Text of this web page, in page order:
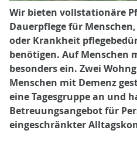
Wir bieten vollstationäre
Dauerpflege für
oder Krankheit
benötigen. Auf Menschen
besonders ein. Zwei
Menschen mit Demenz
eine Tagesgruppe an und
Betreuungsangebot für
eingeschränkter